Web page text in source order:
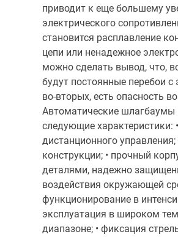
приводит к еще большему
электрического
становится расплавление
цепи или ненадежное
можно сделать вывод, что,
будут постоянные перебои с
во-вторых, есть опасность
Автоматические
следующие характеристики:
дистанционного
конструкции; • прочный
деталями, надежно
воздействия окружающей
функционирование в
эксплуатация в широком
диапазоне; • фиксация